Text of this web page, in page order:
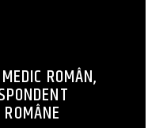
ROMÂN,